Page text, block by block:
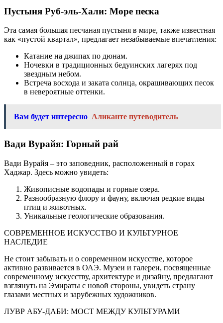
Пустыня Руб-эль-Хали: Море песка
Эта самая большая песчаная пустыня в мире, также известная
как «пустой квартал», предлагает незабываемые впечатления:
Катание на джипах по дюнам.
Ночевки в традиционных бедуинских лагерях под
звездным небом.
Встреча восхода и заката солнца, окрашивающих песок
в невероятные оттенки.
Вам будет интересно Аликанте путеводитель
Вади Вурайя: Горный рай
Вади Вурайя – это заповедник, расположенный в горах
Хаджар. Здесь можно увидеть:
Живописные водопады и горные озера.
Разнообразную флору и фауну, включая редкие виды
птиц и животных.
Уникальные геологические образования.
СОВРЕМЕННОЕ ИСКУССТВО И КУЛЬТУРНОЕ
НАСЛЕДИЕ
Не стоит забывать и о современном искусстве, которое
активно развивается в ОАЭ. Музеи и галереи, посвященные
современному искусству, архитектуре и дизайну, предлагают
взглянуть на Эмираты с новой стороны, увидеть страну
глазами местных и зарубежных художников.
ЛУВР АБУ-ДАБИ: МОСТ МЕЖДУ КУЛЬТУРАМИ